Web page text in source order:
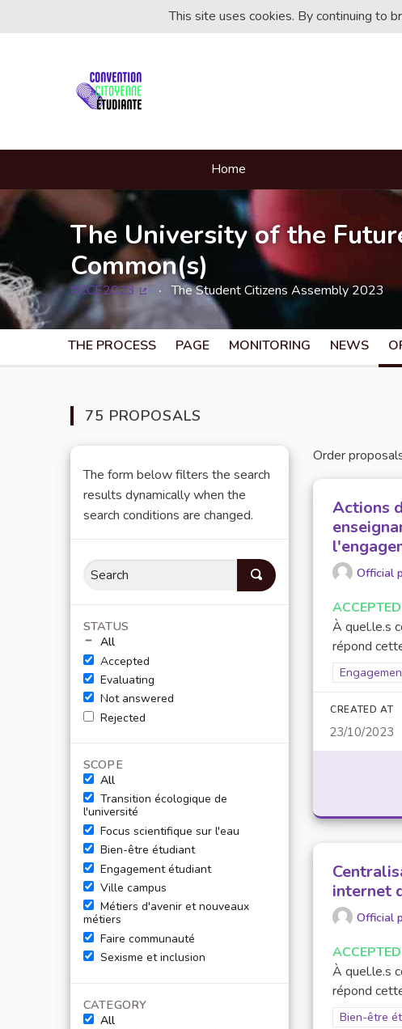
This site uses cookies. By continuing to
Home
The University of the
Common(s)
#CCE2023
(External link)
The Student Citizens Assembly 2023
THE PROCESS PAGE MONITORING NEWS
75 PROPOSALS
The form below filters the search
results dynamically when the
search conditions are changed.
STATUS
All
Accepted
Evaluating
Not answered
Rejected
SCOPE
All
Transition écologique de
l'université
Focus scientifique sur l'eau
Bien-être étudiant
Engagement étudiant
Ville campus
Métiers d'avenir et nouveaux
métiers
Faire communauté
Sexisme et inclusion
CATEGORY
All
Order
Actions
Official
ACCEPTED
À quel.le.s
répond
Filter
CREATED AT
23/10/2023
internet
Official
ACCEPTED
À quel.le.s
répond
Filter
Bien-être